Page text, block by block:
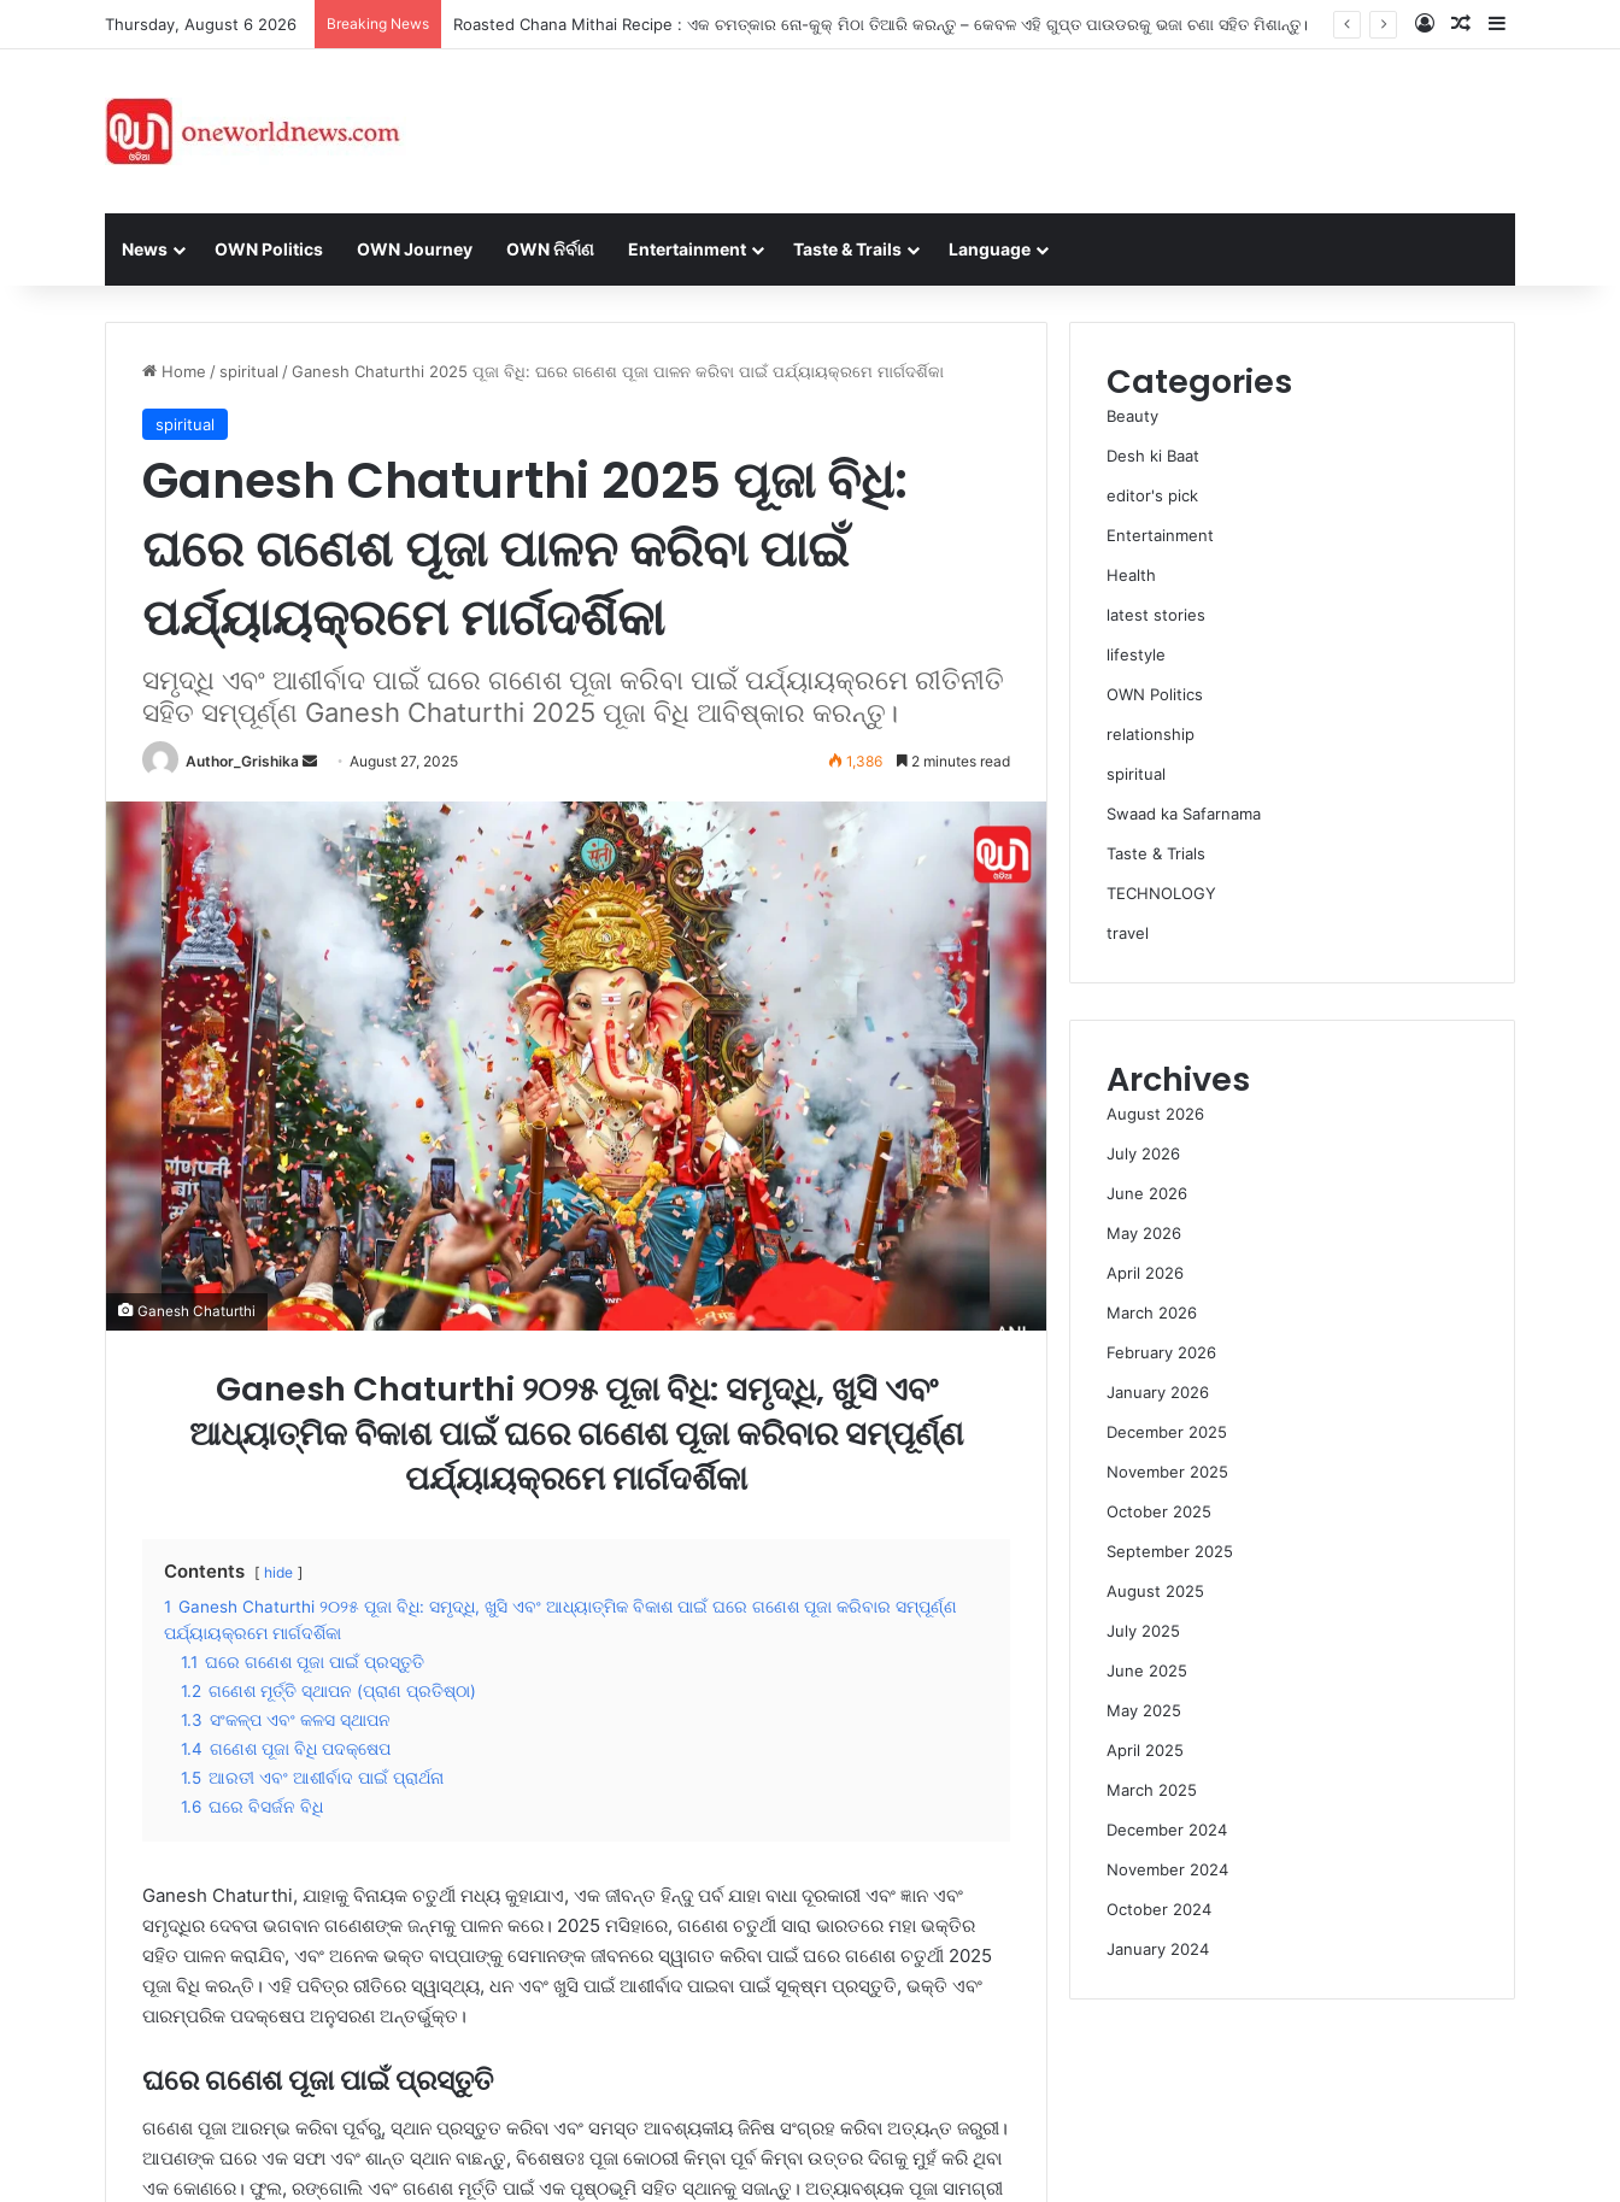
Thursday, August 6 2026 Breaking News Log InRandom Article
News OWN Politics OWN Journey OWN ନିର୍ବାଣ Entertainment Taste & Trails Language
Home / spiritual /Ganesh Chaturthi 2025 ପୂଜା ବିଧି: ଘରେ ଗଣେଶ ପୂଜା ପାଳନ କରିବା ପାଇଁ ପର୍ଯ୍ୟାୟକ୍ରମେ ମାର୍ଗଦର୍ଶିକା
spiritual
Ganesh Chaturthi 2025 ପୂଜା ବିଧି:
ଘରେ ଗଣେଶ ପୂଜା ପାଳନ କରିବା ପାଇଁ
ପର୍ଯ୍ୟାୟକ୍ରମେ ମାର୍ଗଦର୍ଶିକା
ସମୃଦ୍ଧି ଏବଂ ଆଶୀର୍ବାଦ ପାଇଁ ଘରେ ଗଣେଶ ପୂଜା କରିବା ପାଇଁ ପର୍ଯ୍ୟାୟକ୍ରମେ ରୀତିନୀତି
ସହିତ ସମ୍ପୂର୍ଣ୍ଣ Ganesh Chaturthi 2025 ପୂଜା ବିଧି ଆବିଷ୍କାର କରନ୍ତୁ।
Author_Grishika
d
m
l
August 27, 2025 1,386 2 minutes read
Ganesh Chaturthi
Ganesh Chaturthi ୨୦୨୫ ପୂଜା ବିଧି: ସମୃଦ୍ଧି, ଖୁସି ଏବଂ
ଆଧ୍ୟାତ୍ମିକ ବିକାଶ ପାଇଁ ଘରେ ଗଣେଶ ପୂଜା କରିବାର ସମ୍ପୂର୍ଣ୍ଣ
ପର୍ଯ୍ୟାୟକ୍ରମେ ମାର୍ଗଦର୍ଶିକା
Contents hide
1 Ganesh Chaturthi ୨୦୨୫ ପୂଜା ବିଧି: ସମୃଦ୍ଧି, ଖୁସି ଏବଂ ଆଧ୍ୟାତ୍ମିକ ବିକାଶ ପାଇଁ ଘରେ ଗଣେଶ ପୂଜା କରିବାର ସମ୍ପୂର୍ଣ୍ଣ
ପର୍ଯ୍ୟାୟକ୍ରମେ ମାର୍ଗଦର୍ଶିକା
1.1 ଘରେ ଗଣେଶ ପୂଜା ପାଇଁ ପ୍ରସ୍ତୁତି
1.2 ଗଣେଶ ମୂର୍ତ୍ତି ସ୍ଥାପନ (ପ୍ରାଣ ପ୍ରତିଷ୍ଠା)
1.3 ସଂକଳ୍ପ ଏବଂ କଳସ ସ୍ଥାପନ
1.4 ଗଣେଶ ପୂଜା ବିଧି ପଦକ୍ଷେପ
1.5 ଆରତୀ ଏବଂ ଆଶୀର୍ବାଦ ପାଇଁ ପ୍ରାର୍ଥନା
1.6 ଘରେ ବିସର୍ଜନ ବିଧି
Ganesh Chaturthi, ଯାହାକୁ ବିନାୟକ ଚତୁର୍ଥୀ ମଧ୍ୟ କୁହାଯାଏ, ଏକ ଜୀବନ୍ତ ହିନ୍ଦୁ ପର୍ବ ଯାହା ବାଧା ଦୂରକାରୀ ଏବଂ ଜ୍ଞାନ ଏବଂ
ସମୃଦ୍ଧିର ଦେବତା ଭଗବାନ ଗଣେଶଙ୍କ ଜନ୍ମକୁ ପାଳନ କରେ। 2025 ମସିହାରେ, ଗଣେଶ ଚତୁର୍ଥୀ ସାରା ଭାରତରେ ମହା ଭକ୍ତିର
ସହିତ ପାଳନ କରାଯିବ, ଏବଂ ଅନେକ ଭକ୍ତ ବାପ୍ପାଙ୍କୁ ସେମାନଙ୍କ ଜୀବନରେ ସ୍ୱାଗତ କରିବା ପାଇଁ ଘରେ ଗଣେଶ ଚତୁର୍ଥୀ 2025
ପୂଜା ବିଧି କରନ୍ତି। ଏହି ପବିତ୍ର ରୀତିରେ ସ୍ୱାସ୍ଥ୍ୟ, ଧନ ଏବଂ ଖୁସି ପାଇଁ ଆଶୀର୍ବାଦ ପାଇବା ପାଇଁ ସୂକ୍ଷ୍ମ ପ୍ରସ୍ତୁତି, ଭକ୍ତି ଏବଂ
ପାରମ୍ପରିକ ପଦକ୍ଷେପ ଅନୁସରଣ ଅନ୍ତର୍ଭୁକ୍ତ।
ଘରେ ଗଣେଶ ପୂଜା ପାଇଁ ପ୍ରସ୍ତୁତି
ଗଣେଶ ପୂଜା ଆରମ୍ଭ କରିବା ପୂର୍ବରୁ, ସ୍ଥାନ ପ୍ରସ୍ତୁତ କରିବା ଏବଂ ସମସ୍ତ ଆବଶ୍ୟକୀୟ ଜିନିଷ ସଂଗ୍ରହ କରିବା ଅତ୍ୟନ୍ତ ଜରୁରୀ।
ଆପଣଙ୍କ ଘରେ ଏକ ସଫା ଏବଂ ଶାନ୍ତ ସ୍ଥାନ ବାଛନ୍ତୁ, ବିଶେଷତଃ ପୂଜା କୋଠରୀ କିମ୍ବା ପୂର୍ବ କିମ୍ବା ଉତ୍ତର ଦିଗକୁ ମୁହଁ କରି ଥିବା
ଏକ କୋଣରେ। ଫୁଲ, ରଙ୍ଗୋଲି ଏବଂ ଗଣେଶ ମୂର୍ତ୍ତି ପାଇଁ ଏକ ପୃଷ୍ଠଭୂମି ସହିତ ସ୍ଥାନକୁ ସଜାନ୍ତୁ। ଅତ୍ୟାବଶ୍ୟକ ପୂଜା ସାମଗ୍ରୀ
Categories
Beauty
Desh ki Baat
editor's pick
Entertainment
Health
latest stories
lifestyle
OWN Politics
relationship
spiritual
Swaad ka Safarnama
Taste & Trials
TECHNOLOGY
travel
Archives
August 2026
July 2026
June 2026
May 2026
April 2026
March 2026
February 2026
January 2026
December 2025
November 2025
October 2025
September 2025
August 2025
July 2025
June 2025
May 2025
April 2025
March 2025
December 2024
November 2024
October 2024
January 2024